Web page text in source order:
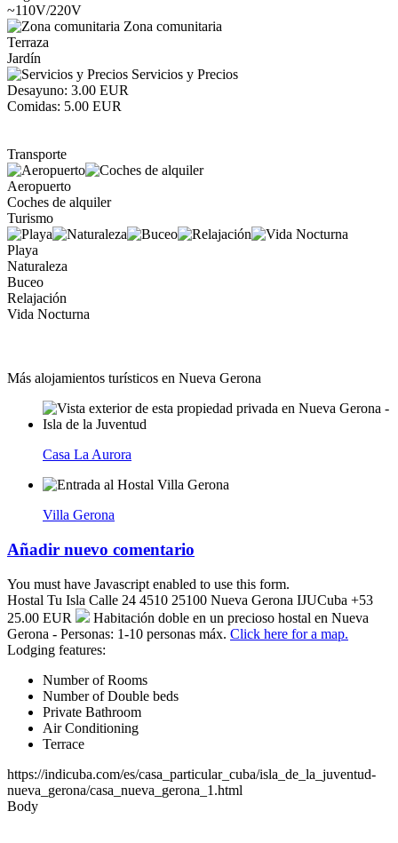
~110V/220V
Zona comunitaria
Terraza
Jardín
Servicios y Precios
Desayuno: 3.00 EUR
Comidas: 5.00 EUR
Transporte
Aeropuerto
Coches de alquiler
Turismo
Playa
Naturaleza
Buceo
Relajación
Vida Nocturna
Más alojamientos turísticos en Nueva Gerona
Casa La Aurora
Villa Gerona
Añadir nuevo comentario
You must have Javascript enabled to use this form.
Hostal Tu Isla Calle 24 4510 25100 Nueva Gerona IJUCuba +53
25.00 EUR
Habitación doble en un precioso hostal en Nueva
Gerona - Personas: 1-10 personas máx. Click here for a map.
Lodging features:
Number of Rooms
Number of Double beds
Private Bathroom
Air Conditioning
Terrace
https://indicuba.com/es/casa_particular_cuba/isla_de_la_juventud-
nueva_gerona/casa_nueva_gerona_1.html
Body